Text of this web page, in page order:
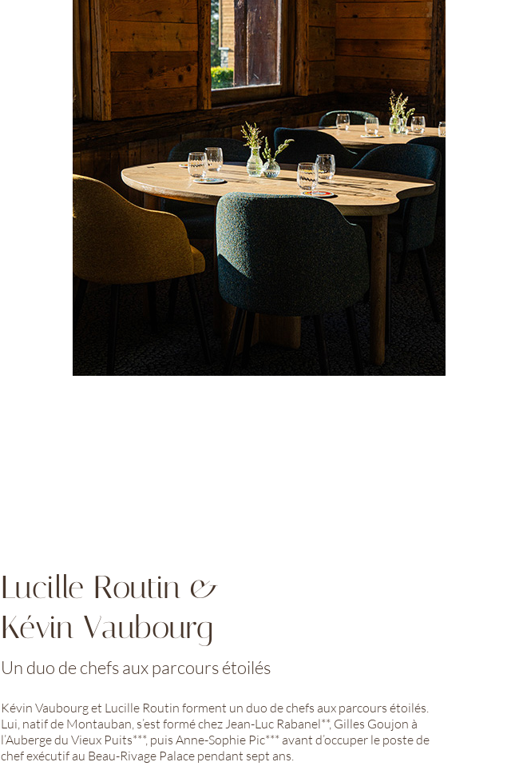
Lucille Routin &
Kévin Vaubourg
Un duo de chefs aux parcours étoilés
Kévin Vaubourg et Lucille Routin forment un duo de chefs aux parcours étoilés.
Lui, natif de Montauban, s’est formé chez Jean-Luc Rabanel**, Gilles Goujon à
l’Auberge du Vieux Puits***, puis Anne-Sophie Pic*** avant d’occuper le poste de
chef exécutif au Beau-Rivage Palace pendant sept ans.